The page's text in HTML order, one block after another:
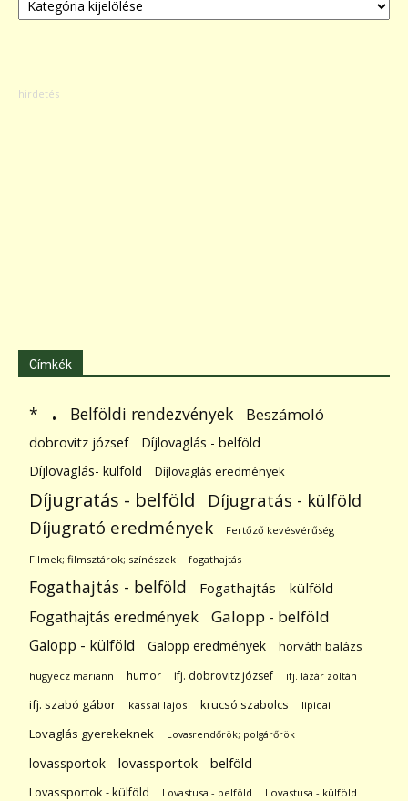
Címkék
* . Belföldi rendezvények Beszámoló
dobrovitz józsef
Díjlovaglás - belföld
Díjlovaglás- külföld
Díjlovaglás eredmények
Díjugratás - belföld Díjugratás - külföld
Díjugrató eredmények Fertőző kevésvérűség
Filmek; filmsztárok; színészek fogathajtás
Fogathajtás - belföld Fogathajtás - külföld
Fogathajtás eredmények Galopp - belföld
Galopp - külföld Galopp eredmények horváth balázs
hugyecz mariann humor ifj. dobrovitz józsef ifj. lázár zoltán
ifj. szabó gábor kassai lajos krucsó szabolcs lipicai
Lovaglás gyerekeknek Lovasrendőrök; polgárőrök
lovassportok lovassportok - belföld
Lovassportok - külföld Lovastusa - belföld Lovastusa - külföld